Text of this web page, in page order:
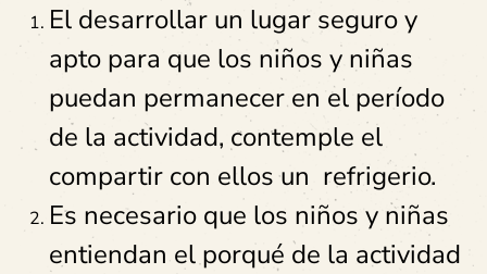
El desarrollar un lugar seguro y
apto para que los niños y niñas
puedan permanecer en el período
de la actividad, contemple el
compartir con ellos un refrigerio.
Es necesario que los niños y niñas
entiendan el porqué de la actividad